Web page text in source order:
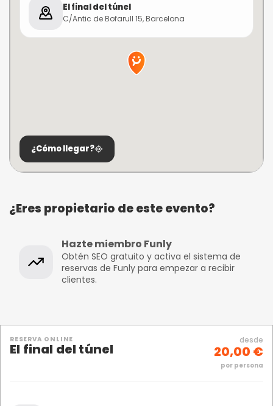
El final del túnel
C/Antic de Bofarull 15, Barcelona
¿Cómo llegar?
¿Eres propietario de este evento?
Hazte miembro Funly
Obtén SEO gratuito y activa el sistema de
reservas de Funly para empezar a recibir
clientes.
RESERVA ONLINE
El final del túnel
desde
20,00 €
por persona